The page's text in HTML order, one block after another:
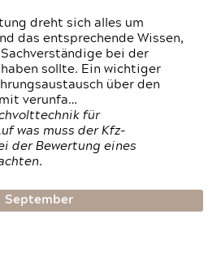
dreht sich alles um
das entsprechende Wissen,
bei der
sollte. Ein wichtiger
über den
verunfa…
für
was muss der Kfz-
der Bewertung eines
September